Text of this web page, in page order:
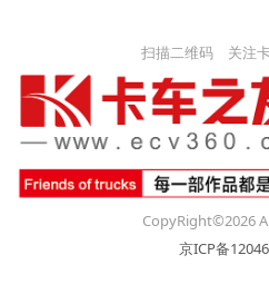
扫描二维码 关注
CopyRight©2026
京ICP备